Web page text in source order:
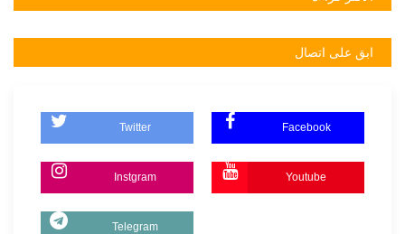
ابق على اتصال
Twitter Facebook
Instgram Youtube
Telegram